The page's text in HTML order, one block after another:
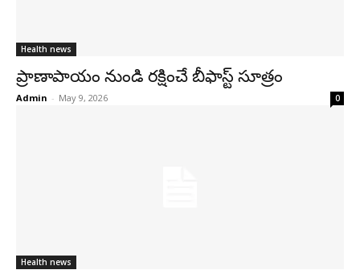
Health news
ప్రాణాపాయం నుండి రక్షించే బీఫాస్ట్‌ సూత్రం
Admin - May 9, 2026 0
Health news